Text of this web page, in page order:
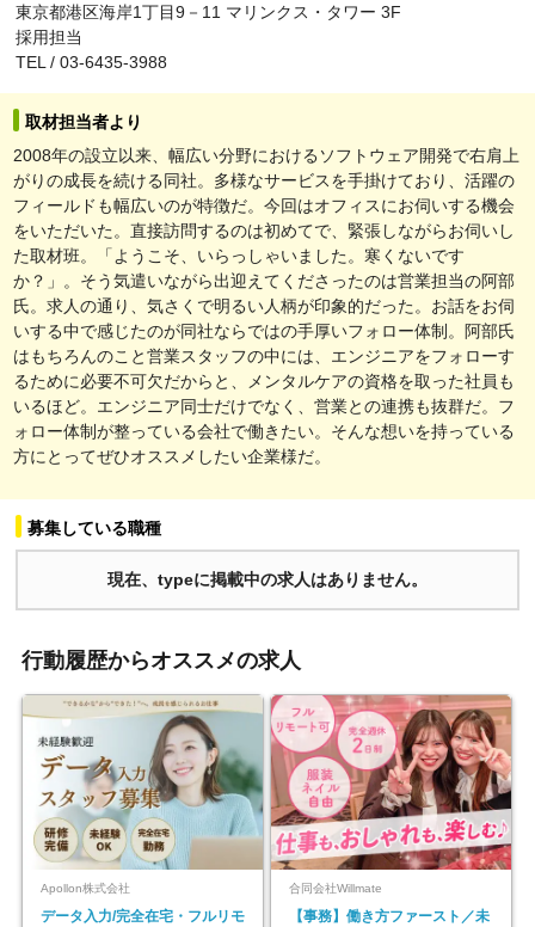
東京都港区海岸1丁目9－11 マリンクス・タワー 3F
採用担当
TEL / 03-6435-3988
取材担当者より
2008年の設立以来、幅広い分野におけるソフトウェア開発で右肩上
がりの成長を続ける同社。多様なサービスを手掛けており、活躍の
フィールドも幅広いのが特徴だ。今回はオフィスにお伺いする機会
をいただいた。直接訪問するのは初めてで、緊張しながらお伺いし
た取材班。「ようこそ、いらっしゃいました。寒くないです
か？」。そう気遣いながら出迎えてくださったのは営業担当の阿部
氏。求人の通り、気さくで明るい人柄が印象的だった。お話をお伺
いする中で感じたのが同社ならではの手厚いフォロー体制。阿部氏
はもちろんのこと営業スタッフの中には、エンジニアをフォローす
るために必要不可欠だからと、メンタルケアの資格を取った社員も
いるほど。エンジニア同士だけでなく、営業との連携も抜群だ。フ
ォロー体制が整っている会社で働きたい。そんな想いを持っている
方にとってぜひオススメしたい企業様だ。
募集している職種
現在、typeに掲載中の求人はありません。
行動履歴からオススメの求人
Apollon株式会社
データ入力/完全在宅・フルリモ
合同会社Willmate
【事務】働き方ファースト／未